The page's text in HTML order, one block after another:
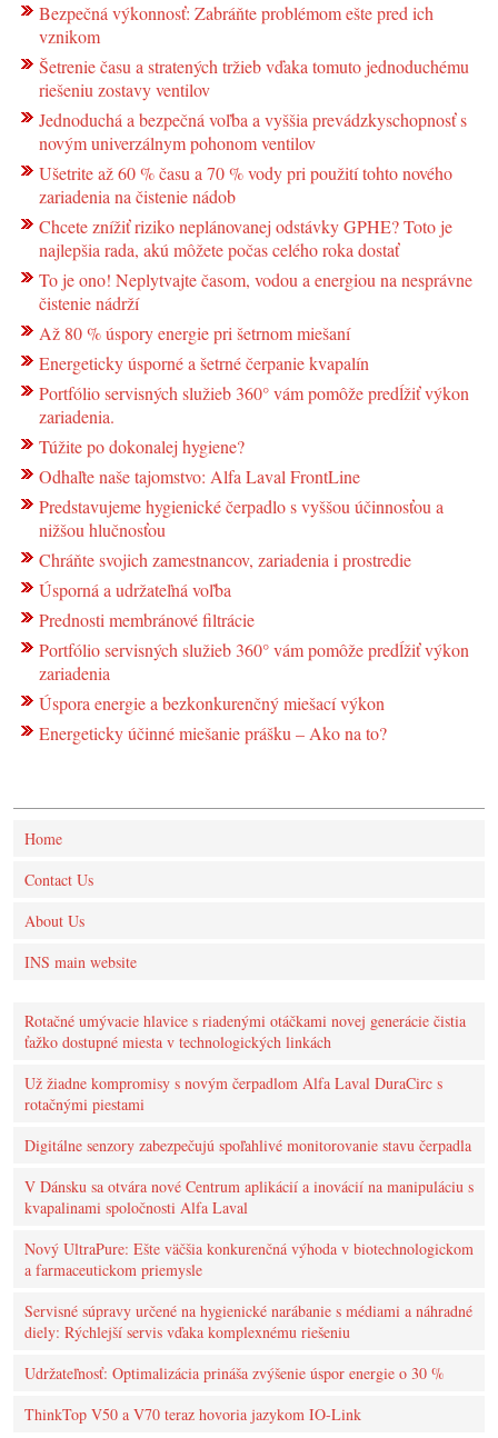
Bezpečná výkonnosť: Zabráňte problémom ešte pred ich
vznikom
Šetrenie času a stratených tržieb vďaka tomuto jednoduchému
riešeniu zostavy ventilov
Jednoduchá a bezpečná voľba a vyššia prevádzkyschopnosť s
novým univerzálnym pohonom ventilov
Ušetrite až 60 % času a 70 % vody pri použití tohto nového
zariadenia na čistenie nádob
Chcete znížiť riziko neplánovanej odstávky GPHE? Toto je
najlepšia rada, akú môžete počas celého roka dostať
To je ono! Neplytvajte časom, vodou a energiou na nesprávne
čistenie nádrží
Až 80 % úspory energie pri šetrnom miešaní
Energeticky úsporné a šetrné čerpanie kvapalín
Portfólio servisných služieb 360° vám pomôže predĺžiť výkon
zariadenia.
Túžite po dokonalej hygiene?
Odhaľte naše tajomstvo: Alfa Laval FrontLine
Predstavujeme hygienické čerpadlo s vyššou účinnosťou a
nižšou hlučnosťou
Chráňte svojich zamestnancov, zariadenia i prostredie
Úsporná a udržateľná voľba
Prednosti membránové filtrácie
Portfólio servisných služieb 360° vám pomôže predĺžiť výkon
zariadenia
Úspora energie a bezkonkurenčný miešací výkon
Energeticky účinné miešanie prášku – Ako na to?
Home
Contact Us
About Us
INS main website
Rotačné umývacie hlavice s riadenými otáčkami novej generácie čistia
ťažko dostupné miesta v technologických linkách
Už žiadne kompromisy s novým čerpadlom Alfa Laval DuraCirc s
rotačnými piestami
Digitálne senzory zabezpečujú spoľahlivé monitorovanie stavu čerpadla
V Dánsku sa otvára nové Centrum aplikácií a inovácií na manipuláciu s
kvapalinami spoločnosti Alfa Laval
Nový UltraPure: Ešte väčšia konkurenčná výhoda v biotechnologickom
a farmaceutickom priemysle
Servisné súpravy určené na hygienické narábanie s médiami a náhradné
diely: Rýchlejší servis vďaka komplexnému riešeniu
Udržateľnosť: Optimalizácia prináša zvýšenie úspor energie o 30 %
ThinkTop V50 a V70 teraz hovoria jazykom IO-Link